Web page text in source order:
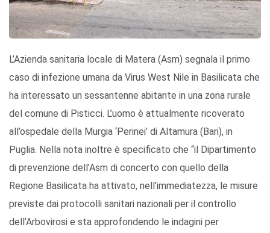
L’Azienda sanitaria locale di Matera (Asm) segnala il primo
caso di infezione umana da Virus West Nile in Basilicata che
ha interessato un sessantenne abitante in una zona rurale
del comune di Pisticci. L’uomo è attualmente ricoverato
all’ospedale della Murgia ‘Perinei’ di Altamura (Bari), in
Puglia. Nella nota inoltre è specificato che “il Dipartimento
di prevenzione dell’Asm di concerto con quello della
Regione Basilicata ha attivato, nell’immediatezza, le misure
previste dai protocolli sanitari nazionali per il controllo
dell’Arbovirosi e sta approfondendo le indagini per